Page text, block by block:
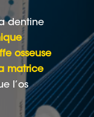
dentine
osseuse
matrice
l’os